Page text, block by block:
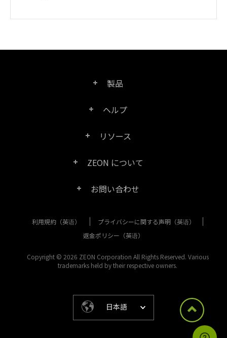
製品
Right PDF Pro
Right PDF Reader (Mobile)
Right PDF SDK
Right PDF Online
ヘルプ
FAQ
エンタープライズ展開ガイド
リソース
製品/ライセンスの比較
SDK リソース (Right PDF Server 用)
古いバージョンのダウンロード
ZEON について
会社概要
メディア報道
成功事例
お問い合わせ
購入相談
利用規約（英语）
プライバシーに関する声明（英语）
返金ポリシー（英语）
Copyright © 2026 ZEON Corporation All Rights Reserved. Various
trademarks held by their respective owners.